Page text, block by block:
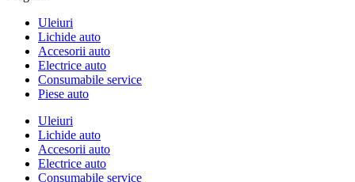
Uleiuri
Lichide auto
Accesorii auto
Electrice auto
Consumabile service
Piese auto
Uleiuri
Lichide auto
Accesorii auto
Electrice auto
Consumabile service